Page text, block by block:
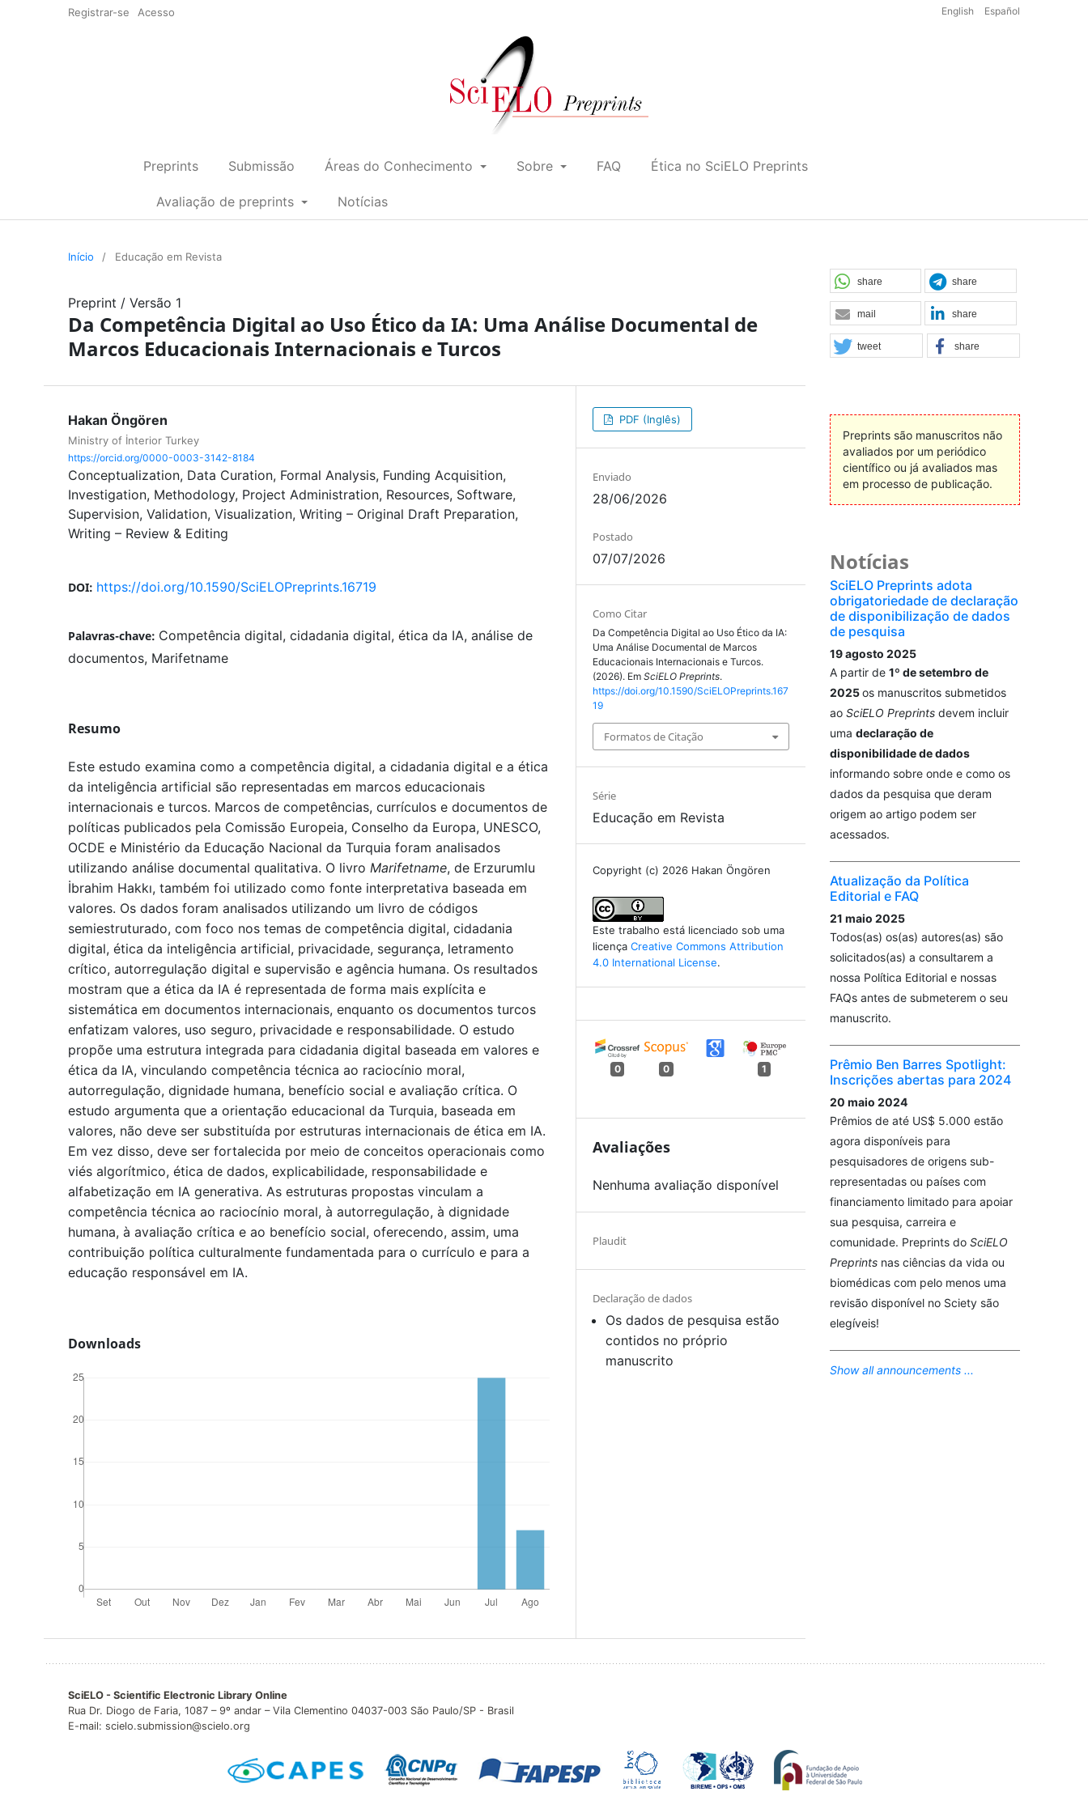
Registrar-se Acesso English Español
Preprints Submissão Áreas do Conhecimento Sobre FAQ Ética no SciELO Preprints
Avaliação de preprints Notícias
Início / Educação em Revista
Preprint / Versão 1
Da Competência Digital ao Uso Ético da IA: Uma Análise Documental de
Marcos Educacionais Internacionais e Turcos
Hakan Öngören
Ministry of İnterior Turkey
https://orcid.org/0000-0003-3142-8184
Conceptualization Data Curation Formal Analysis Funding Acquisition
Investigation Methodology Project Administration Resources Software
Supervision Validation Visualization Writing – Original Draft Preparation
Writing – Review & Editing
DOI: https://doi.org/10.1590/SciELOPreprints.16719
Palavras-chave: Competência digital, cidadania digital, ética da IA, análise de
documentos, Marifetname
Resumo
Este estudo examina como a competência digital, a cidadania digital e a ética
da inteligência artificial são representadas em marcos educacionais
internacionais e turcos. Marcos de competências, currículos e documentos de
políticas publicados pela Comissão Europeia, Conselho da Europa, UNESCO,
OCDE e Ministério da Educação Nacional da Turquia foram analisados ​​
utilizando análise documental qualitativa. O livro Marifetname, de Erzurumlu
İbrahim Hakkı, também foi utilizado como fonte interpretativa baseada em
valores. Os dados foram analisados ​​utilizando um livro de códigos
semiestruturado, com foco nos temas de competência digital, cidadania
digital, ética da inteligência artificial, privacidade, segurança, letramento
crítico, autorregulação digital e supervisão e agência humana. Os resultados
mostram que a ética da IA ​​é representada de forma mais explícita e
sistemática em documentos internacionais, enquanto os documentos turcos
enfatizam valores, uso seguro, privacidade e responsabilidade. O estudo
propõe uma estrutura integrada para cidadania digital baseada em valores e
ética da IA, vinculando competência técnica ao raciocínio moral,
autorregulação, dignidade humana, benefício social e avaliação crítica. O
estudo argumenta que a orientação educacional da Turquia, baseada em
valores, não deve ser substituída por estruturas internacionais de ética em IA.
Em vez disso, deve ser fortalecida por meio de conceitos operacionais como
viés algorítmico, ética de dados, explicabilidade, responsabilidade e
alfabetização em IA generativa. As estruturas propostas vinculam a
competência técnica ao raciocínio moral, à autorregulação, à dignidade
humana, à avaliação crítica e ao benefício social, oferecendo, assim, uma
contribuição política culturalmente fundamentada para o currículo e para a
educação responsável em IA.
Downloads
PDF (Inglês)
Enviado
28/06/2026
Postado
07/07/2026
Como Citar
Da Competência Digital ao Uso Ético da IA:
Uma Análise Documental de Marcos
Educacionais Internacionais e Turcos.
(2026). EmSciELO Preprints.
https://doi.org/10.1590/SciELOPreprints.167
19
Formatos de Citação
Série
Educação em Revista
Copyright (c) 2026 Hakan Öngören
Este trabalho está licenciado sob uma
licençaCreative Commons Attribution
4.0 International License.
0 0 1
Avaliações
Nenhuma avaliação disponível
Plaudit
Declaração de dados
Os dados de pesquisa estão
contidos no próprio
manuscrito
share share
mail share
tweet share
Preprints são manuscritos não
avaliados por um periódico
científico ou já avaliados mas
em processo de publicação.
Notícias
SciELO Preprints adota
obrigatoriedade de declaração
de disponibilização de dados
de pesquisa
19 agosto 2025
A partir de 1º de setembro de
2025os manuscritos submetidos
ao SciELO Preprintsdevem incluir
uma declaração de
disponibilidade de dados
informando sobre onde e como os
dados da pesquisa que deram
origem ao artigo podem ser
acessados.
Atualização da Política
Editorial e FAQ
21 maio 2025
Todos(as) os(as) autores(as) são
solicitados(as) a consultarem a
nossa Política Editorial e nossas
FAQs antes de submeterem o seu
manuscrito.
Prêmio Ben Barres Spotlight:
Inscrições abertas para 2024
20 maio 2024
Prêmios de até US$ 5.000 estão
agora disponíveis para
pesquisadores de origens sub-
representadas ou países com
financiamento limitado para apoiar
sua pesquisa, carreira e
comunidade. Preprints do SciELO
Preprintsnas ciências da vida ou
biomédicas com pelo menos uma
revisão disponível no Sciety são
elegíveis!
Show all announcements ...
SciELO - Scientific Electronic Library Online
Rua Dr. Diogo de Faria, 1087 – 9º andar – Vila Clementino 04037-003 São Paulo/SP - Brasil
E-mail: scielo.submission@scielo.org